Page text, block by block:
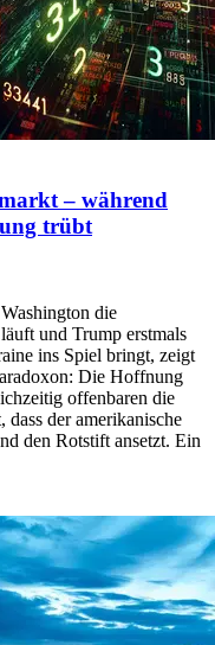
– während
trübt
die
und Trump erstmals
ins Spiel bringt, zeigt
Die Hoffnung
offenbaren die
der amerikanische
den Rotstift ansetzt. Ein